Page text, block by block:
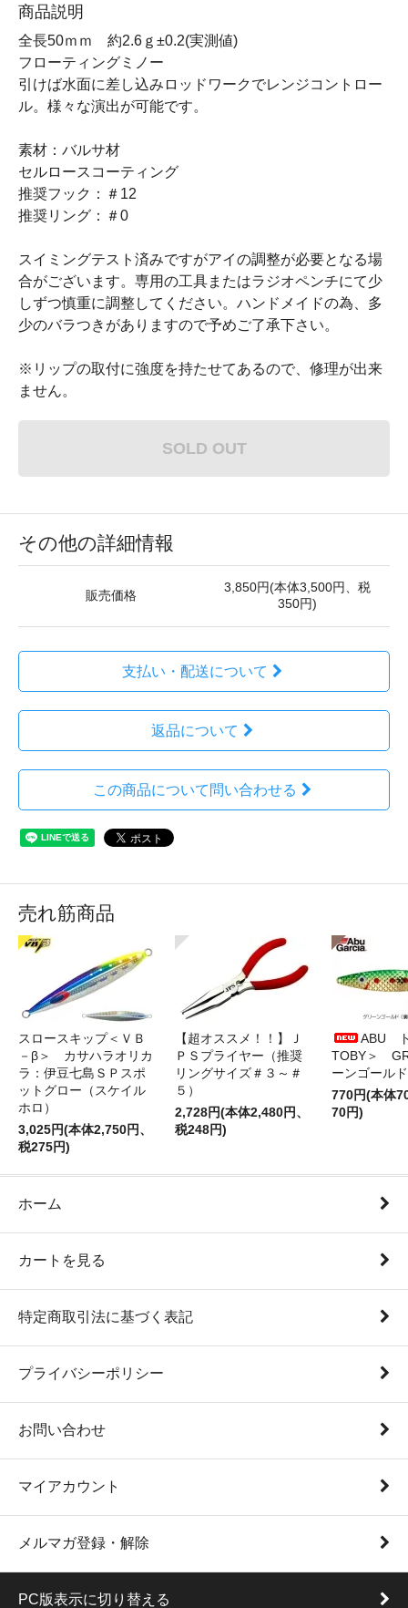
商品説明
全長50ｍｍ 約2.6ｇ±0.2(実測値)
フローティングミノー
引けば水面に差し込みロッドワークでレンジコントロー
ル。様々な演出が可能です。
素材：バルサ材
セルロースコーティング
推奨フック：＃12
推奨リング：＃0
スイミングテスト済みですがアイの調整が必要となる場
合がございます。専用の工具またはラジオペンチにて少
しずつ慎重に調整してください。ハンドメイドの為、多
少のバラつきがありますので予めご了承下さい。
※リップの取付に強度を持たせてあるので、修理が出来
ません。
SOLD OUT
その他の詳細情報
販売価格
3,850円(本体3,500円、税
350円)
支払い・配送について
返品について
この商品について問い合わせる
売れ筋商品
スロースキップ＜ＶＢ
－β＞ カサハラオリカ
ラ：伊豆七島ＳＰスポ
ットグロー（スケイル
ホロ）
3,025円(本体2,750円、
税275円)
【超オススメ！！】Ｊ
ＰＳプライヤー（推奨
リングサイズ＃３～＃
５）
2,728円(本体2,480円、
税248円)
ABU
TOBY＞
ーンゴールド
770円(本体
70円)
ホーム
カートを見る
特定商取引法に基づく表記
プライバシーポリシー
お問い合わせ
マイアカウント
メルマガ登録・解除
PC版表示に切り替える